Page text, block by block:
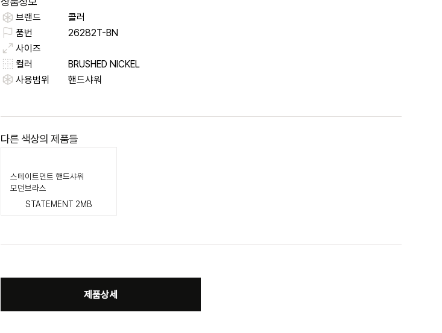
브랜드
콜러
품번
26282T-BN
사이즈
컬러
BRUSHED NICKEL
사용범위
핸드샤워
다른 색상의 제품들
스테이트먼트 핸드샤워
모던브라스
STATEMENT 2MB
제품상세